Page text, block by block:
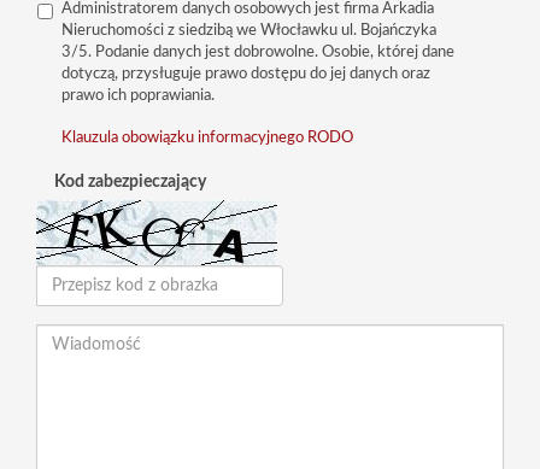
Administratorem danych osobowych jest firma Arkadia
Nieruchomości z siedzibą we Włocławku ul. Bojańczyka
3/5. Podanie danych jest dobrowolne. Osobie, której dane
dotyczą, przysługuje prawo dostępu do jej danych oraz
prawo ich poprawiania.
Klauzula obowiązku informacyjnego RODO
Kod zabezpieczający